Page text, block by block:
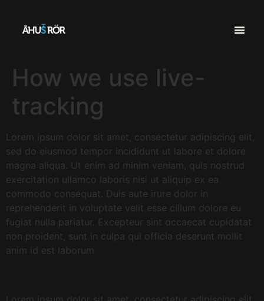
How we use live-
tracking
Lorem ipsum dolor sit amet, consectetur adipiscing elit,
sed do eiusmod tempor incididunt ut labore et dolore
magna aliqua. Ut enim ad minim veniam, quis nostrud
exercitation ullamco laboris nisi ut aliquip ex ea
commodo consequat. Duis aute irure dolor in
reprehenderit in voluptate velit esse cillum dolore eu
fugiat nulla pariatur. Excepteur sint occaecat cupidatat
non proident, sunt in culpa qui officia deserunt mollit
anim id est laborum